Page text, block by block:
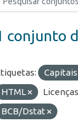
conjunto
HTML
BCB/Dstat